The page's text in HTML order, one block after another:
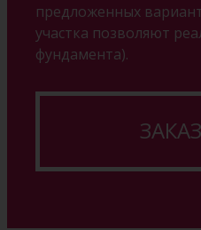
предложенных
участка позволяют
фундамента).